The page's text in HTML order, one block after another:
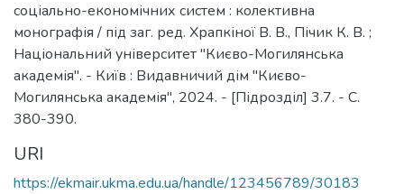
соціально-економічних систем : колективна
монографія / під заг. ред. Храпкіної В. В., Пічик К. В. ;
Національний університет "Києво-Могилянська
академія". - Київ : Видавничий дім "Києво-
Могилянська академія", 2024. - [Підрозділ] 3.7. - C.
380-390.
URI
https://ekmair.ukma.edu.ua/handle/123456789/30183